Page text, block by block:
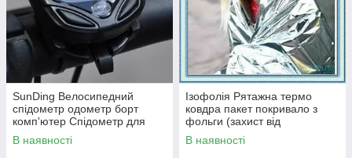
SunDing Велосипедний
спідометр одометр борт
комп'ютер Спідометр для
велосипеда
В наявності
Ізофолія Рятажна термо
ковдра пакет покривало з
фольги (захист від
переохолодження)
В наявності